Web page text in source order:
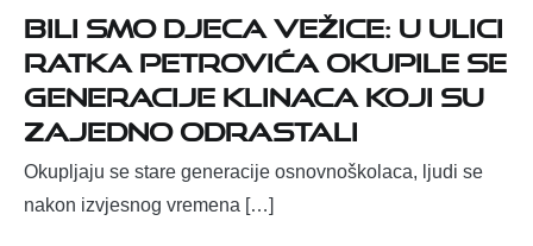
BILI SMO DJECA VEŽICE: U ULICI
RATKA PETROVIĆA OKUPILE SE
GENERACIJE KLINACA KOJI SU
ZAJEDNO ODRASTALI
Okupljaju se stare generacije osnovnoškolaca, ljudi se
nakon izvjesnog vremena […]